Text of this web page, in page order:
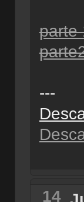
parte
---
14